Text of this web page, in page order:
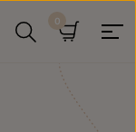
Hledat